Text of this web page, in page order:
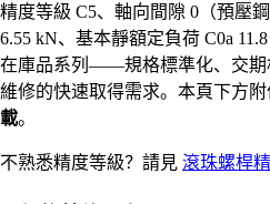
精度等級 C5、軸向間隙 0（預壓
6.55 kN、基本靜額定負荷 C0a
在庫品系列——規格標準化、交期
維修的快速取得需求。本頁下方
載。
不熟悉精度等級？請見 滾珠螺桿